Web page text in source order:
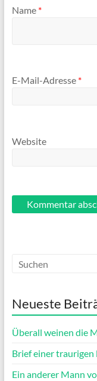
Name *
E-Mail-Adresse *
Website
Neueste
Überall weinen die
Brief einer traurigen
Ein anderer Mann